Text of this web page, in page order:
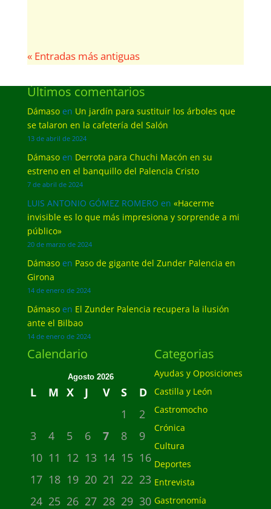
« Entradas más antiguas
Últimos comentarios
Dámasoen Un jardín para sustituir los árboles que
se talaron en la cafetería del Salón
13 de abril de 2024
Dámasoen Derrota para Chuchi Macón en su
estreno en el banquillo del Palencia Cristo
7 de abril de 2024
LUIS ANTONIO GÓMEZ ROMERO en «Hacerme
invisible es lo que más impresiona y sorprende a mi
público»
20 de marzo de 2024
Dámasoen Paso de gigante del Zunder Palencia en
Girona
14 de enero de 2024
Dámasoen El Zunder Palencia recupera la ilusión
ante el Bilbao
14 de enero de 2024
Calendario
Agosto 2026
L M X J V S
D
1
2
3
4 5 6 7 8
9
10 11 12 13 14 15 16
17 18 19 20 21 22 23
24 25 26 27 28 29 30
Categorias
Ayudas y Oposiciones
Castilla y León
Castromocho
Crónica
Cultura
Deportes
Entrevista
Gastronomía